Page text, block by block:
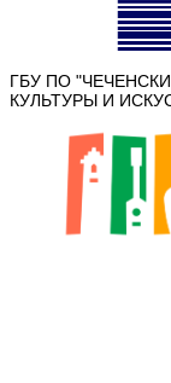
ГБУ ПО
КУЛЬТУРЫ И